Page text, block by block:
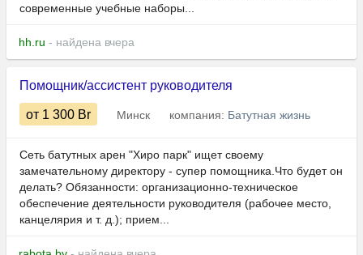
современные учебные наборы...
hh.ru - найдена вчера
Помощник/ассистент руководителя
от 1 300 Br Минск компания: Батутная жизнь
Сеть батутных арен "Хиро парк" ищет своему
замечательному директору - супер помощника.Что будет он
делать? Обязанности: организационно-техническое
обеспечение деятельности руководителя (рабочее место,
канцелярия и т. д.); прием...